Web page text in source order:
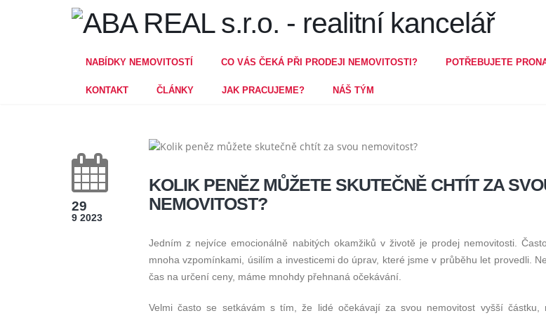
NABÍDKY NEMOVITOSTÍ CO VÁS ČEKÁ PŘI PRODEJI NEMOVITOSTI? POTŘEBUJETE
KONTAKT ČLÁNKY JAK PRACUJEME? NÁŠ TÝM
29
9 2023
KOLIK PENĚZ MŮŽETE SKUTEČNĚ CHTÍT ZA
NEMOVITOST?
Jedním z nejvíce emocionálně nabitých okamžiků v životě je prodej nemovitosti.
mnoha vzpomínkami, úsilím a investicemi do úprav, které jsme v průběhu let provedli.
čas na určení ceny, máme mnohdy přehnaná očekávání.
Velmi často se setkávám s tím, že lidé očekávají za svou nemovitost vyšší